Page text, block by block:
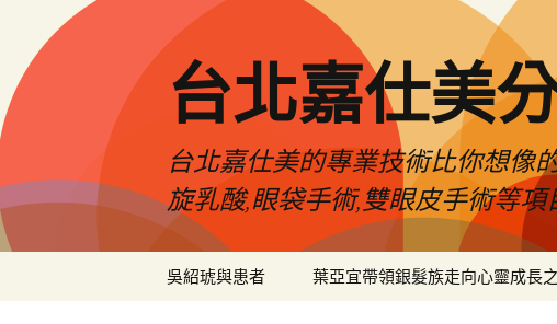
要
內
容
台北嘉仕美
台北嘉仕美的專業技術比你想像
旋乳酸,眼袋手術,雙眼皮手術等
吳紹琥與患者 葉亞宜帶領銀髮族走向心靈成長